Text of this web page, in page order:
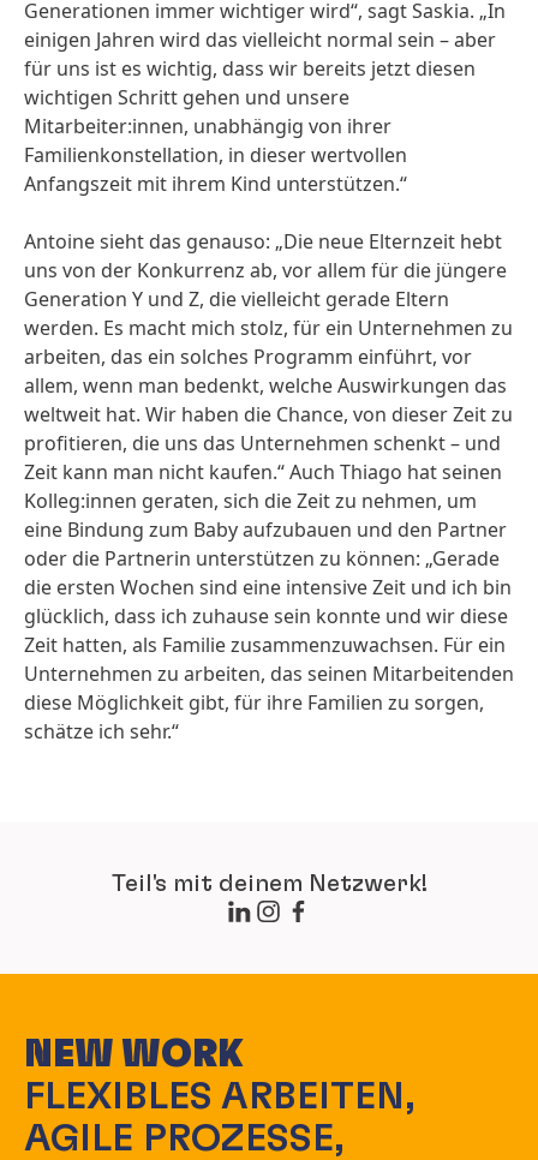
Generationen immer wichtiger wird“, sagt Saskia. „In
einigen Jahren wird das vielleicht normal sein – aber
für uns ist es wichtig, dass wir bereits jetzt diesen
wichtigen Schritt gehen und unsere
Mitarbeiter:innen, unabhängig von ihrer
Familienkonstellation, in dieser wertvollen
Anfangszeit mit ihrem Kind unterstützen.“
Antoine sieht das genauso: „Die neue Elternzeit hebt
uns von der Konkurrenz ab, vor allem für die jüngere
Generation Y und Z, die vielleicht gerade Eltern
werden. Es macht mich stolz, für ein Unternehmen zu
arbeiten, das ein solches Programm einführt, vor
allem, wenn man bedenkt, welche Auswirkungen das
weltweit hat. Wir haben die Chance, von dieser Zeit zu
profitieren, die uns das Unternehmen schenkt – und
Zeit kann man nicht kaufen.“ Auch Thiago hat seinen
Kolleg:innen geraten, sich die Zeit zu nehmen, um
eine Bindung zum Baby aufzubauen und den Partner
oder die Partnerin unterstützen zu können: „Gerade
die ersten Wochen sind eine intensive Zeit und ich bin
glücklich, dass ich zuhause sein konnte und wir diese
Zeit hatten, als Familie zusammenzuwachsen. Für ein
Unternehmen zu arbeiten, das seinen Mitarbeitenden
diese Möglichkeit gibt, für ihre Familien zu sorgen,
schätze ich sehr.“
Teil's mit deinem Netzwerk!
NEW WORK
FLEXIBLES ARBEITEN,
AGILE PROZESSE,